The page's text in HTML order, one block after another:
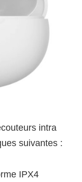
intra
suivantes :
IPX4